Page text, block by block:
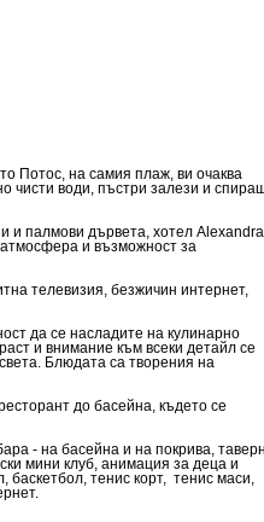
Потос, на самия плаж, ви очаква
чисти води, пъстри залези и
и палмови дървета, хотел Alexandra
и възможност за
телевизия, безжичин интернет,
да се насладите на кулинарно
и внимание към всеки детайл се
Блюдата са творения на
до басейна, където се
- на басейна и на покрива,
мини клуб, анимация за деца и
баскетбол, тенис корт, тенис маси,